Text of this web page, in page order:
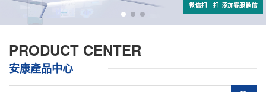
PRODUCT CENTER
安康產品中心